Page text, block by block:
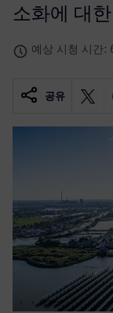
소화에 대
예상 시청 시간:
공유